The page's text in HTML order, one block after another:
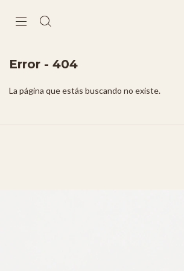
Error - 404
La página que estás buscando no existe.